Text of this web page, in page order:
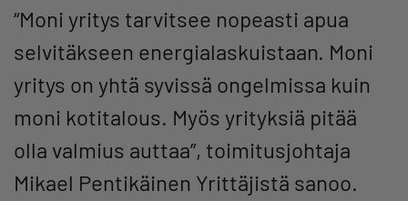
“Moni yritys tarvitsee nopeasti apua
selvitäkseen energialaskuistaan. Moni
yritys on yhtä syvissä ongelmissa kuin
moni kotitalous. Myös yrityksiä pitää
olla valmius auttaa”, toimitusjohtaja
Mikael Pentikäinen Yrittäjistä sanoo.